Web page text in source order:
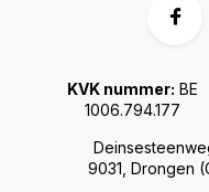
9031, Drongen
KVK nummer: BE
1006.794.177